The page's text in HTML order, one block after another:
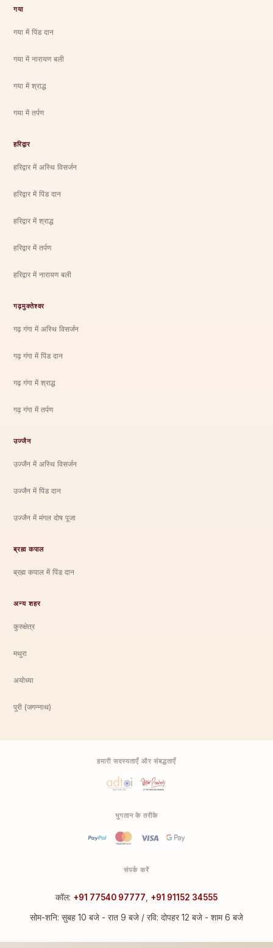
गया
गया में पिंड दान
गया में नारायण बली
गया में श्राद्ध
गया में तर्पण
हरिद्वार
हरिद्वार में अस्थि विसर्जन
हरिद्वार में पिंड दान
हरिद्वार में श्राद्ध
हरिद्वार में तर्पण
हरिद्वार में नारायण बली
गढ़मुक्तेश्वर
गढ़ गंगा में अस्थि विसर्जन
गढ़ गंगा में पिंड दान
गढ़ गंगा में श्राद्ध
गढ़ गंगा में तर्पण
उज्जैन
उज्जैन में अस्थि विसर्जन
उज्जैन में पिंड दान
उज्जैन में मंगल दोष पूजा
ब्रह्म कपाल
ब्रह्म कपाल में पिंड दान
अन्य शहर
कुरुक्षेत्र
मथुरा
अयोध्या
पुरी (जगन्नाथ)
हमारी सदस्यताएँ और संबद्धताएँ
भुगतान के तरीके
संपर्क करें
कॉल: +91 77540 97777 +91 91152 34555
सोम-शनि: सुबह 10 बजे - रात 9 बजे / रवि: दोपहर 12 बजे - शाम 6 बजे